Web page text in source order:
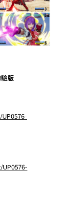
版